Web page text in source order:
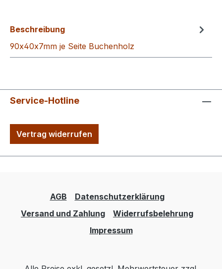
Beschreibung
90x40x7mm je Seite Buchenholz
Service-Hotline
Vertrag widerrufen
AGB
Datenschutzerklärung
Versand und Zahlung
Widerrufsbelehrung
Impressum